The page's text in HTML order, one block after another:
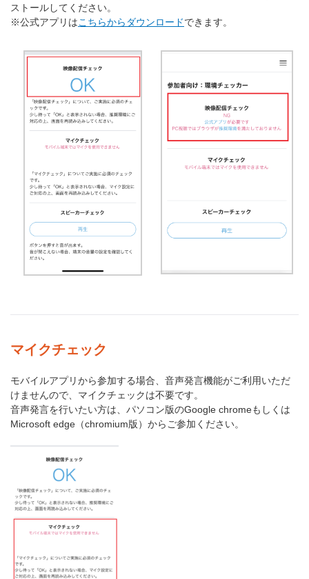
ストールしてください。
※公式アプリはこちらからダウンロードできます。
マイクチェック
モバイルアプリから参加する場合、音声発言機能がご利用いただ
けませんので、マイクチェックは不要です。
音声発言を行いたい方は、パソコン版のGoogle chromeもしくは
Microsoft edge（chromium版）からご参加ください。